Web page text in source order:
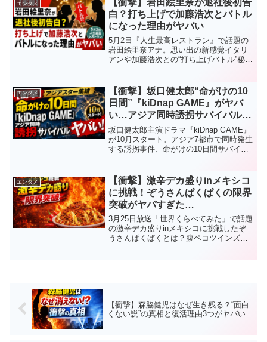
エンタメ
【衝撃】岩田絵里奈が退社後初告
白？打ち上げで加藤浩次とバトル
になった理由がヤバい
5月2日『人生最高レストラン』で話題の
岩田絵里奈アナ。思い出の新感覚イタリ
アンや加藤浩次との“打ち上げバトル”秘話
エンタメ
【衝撃】坂口健太郎“命がけの10
日間”『kiDnap GAME』がヤバ
い…アジア同時誘拐サバイバルに
世界震撼
坂口健太郎主演ドラマ『kiDnap GAME』
が10月スタート。アジア7都市で同時発生
する誘拐事件、命がけの10日間サバイバ
説します。
エンタメ
【衝撃】激辛デカ盛りinメキシコ
に挑戦！ぞうさんぱくぱくの限界
突破がヤバすぎた…
3月25日放送「世界くらべてみた」で話題
の激辛デカ盛りinメキシコに挑戦したぞ
うさんぱくぱくとは？腹ペコツインズも
【衝撃】森脇健児はなぜ生き残る？“面白
くない説”の真相と復活理由3つがヤバい